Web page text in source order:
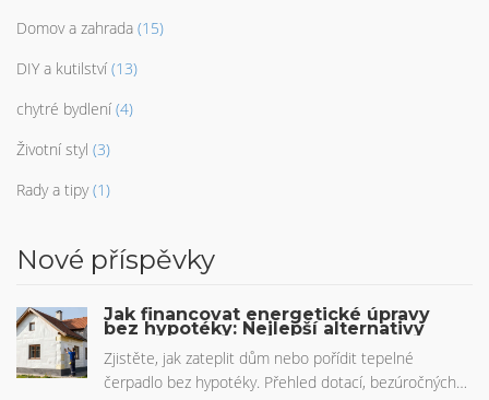
Domov a zahrada (15)
DIY a kutilství (13)
chytré bydlení (4)
Životní styl (3)
Rady a tipy (1)
Nové příspěvky
Jak financovat energetické úpravy
bez hypotéky: Nejlepší alternativy
Zjistěte, jak zateplit dům nebo pořídit tepelné
čerpadlo bez hypotéky. Přehled dotací, bezúročných